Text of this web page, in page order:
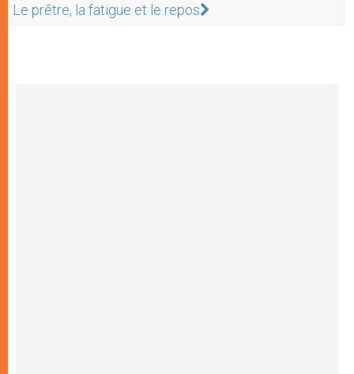
Le prêtre, la fatigue et le repos